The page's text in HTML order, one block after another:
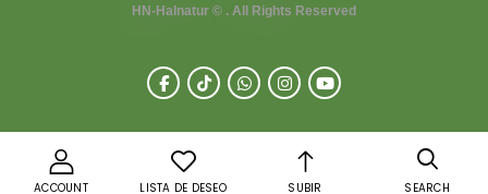
HN-Halnatur © . All Rights Reserved
ACCOUNT LISTA DE DESEO SUBIR SEARCH